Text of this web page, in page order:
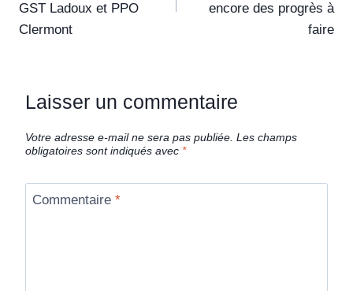
GST Ladoux et PPO
Clermont
encore des progrès à
faire
Laisser un commentaire
Votre adresse e-mail ne sera pas publiée. Les champs
obligatoires sont indiqués avec *
Commentaire *